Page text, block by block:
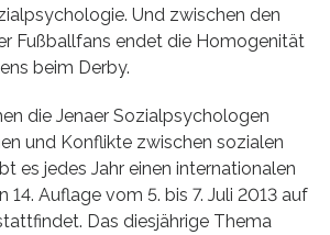
Und zwischen den
Fußballfans endet die Homogenität
beim Derby.
die Jenaer Sozialpsychologen
und Konflikte zwischen sozialen
es jedes Jahr einen internationalen
14. Auflage vom 5. bis 7. Juli 2013 auf
Das diesjährige Thema